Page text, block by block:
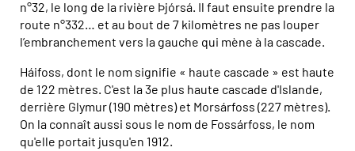
n°32, le long de la rivière Þjórsá. Il faut ensuite prendre la
route n°332… et au bout de 7 kilomètres ne pas louper
l’embranchement vers la gauche qui mène à la cascade.
Háifoss, dont le nom signifie « haute cascade » est haute
de 122 mètres. C'est la 3e plus haute cascade d'Islande,
derrière Glymur (190 mètres) et Morsárfoss (227 mètres).
On la connaît aussi sous le nom de Fossárfoss, le nom
qu'elle portait jusqu'en 1912.